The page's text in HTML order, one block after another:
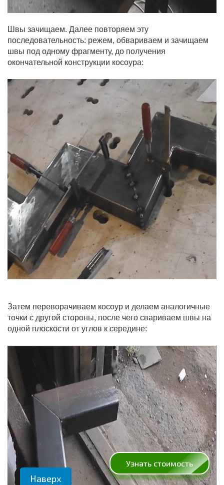
Узнать стоимость
Швы зачищаем. Далее повторяем эту
последовательность: режем, обвариваем и зачищаем
швы под одному фрагменту, до получения
окончательной конструкции косоура:
Затем переворачиваем косоур и делаем аналогичные
точки с другой стороны, после чего свариваем швы на
одной плоскости от углов к середине:
Наверх